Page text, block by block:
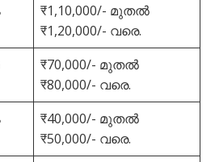
₹1,10,000/- മുതൽ
₹1,20,000/- വരെ.
₹70,000/- മുതൽ
₹80,000/- വരെ.
₹40,000/- മുതൽ
₹50,000/- വരെ.